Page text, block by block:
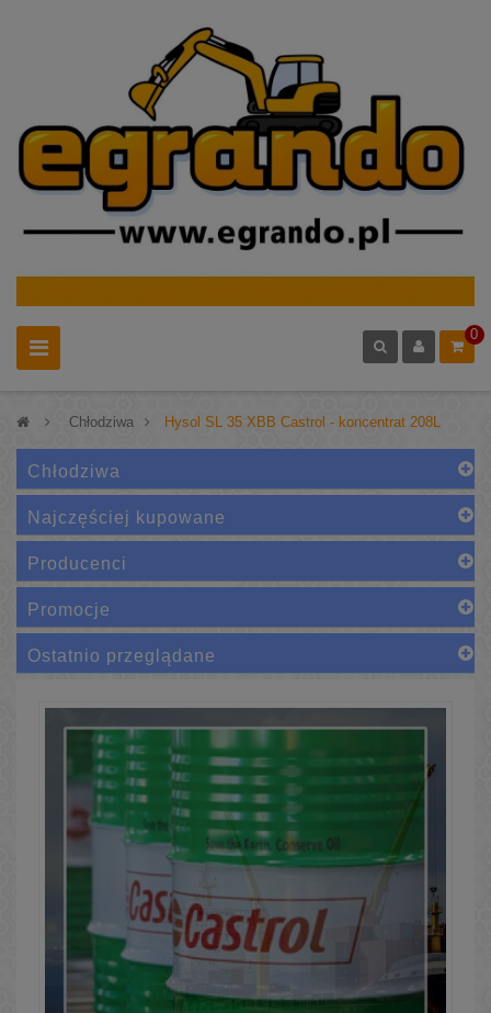
0
> Chłodziwa > Hysol SL 35 XBB Castrol - koncentrat 208L
Chłodziwa
Najczęściej kupowane
Producenci
Promocje
Ostatnio przeglądane